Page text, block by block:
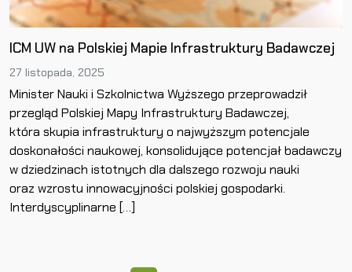
ICM UW na Polskiej Mapie Infrastruktury Badawczej
27 listopada, 2025
Minister Nauki i Szkolnictwa Wyższego przeprowadził
przegląd Polskiej Mapy Infrastruktury Badawczej,
która skupia infrastruktury o najwyższym potencjale
doskonałości naukowej, konsolidujące potencjał badawczy
w dziedzinach istotnych dla dalszego rozwoju nauki
oraz wzrostu innowacyjności polskiej gospodarki.
Interdyscyplinarne […]